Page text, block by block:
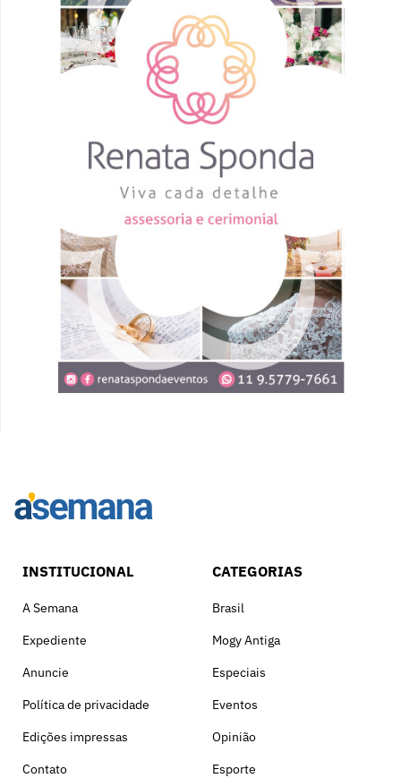
INSTITUCIONAL
A Semana
Expediente
Anuncie
Política de privacidade
Edições impressas
Contato
CATEGORIAS
Brasil
Mogy Antiga
Especiais
Eventos
Opinião
Esporte